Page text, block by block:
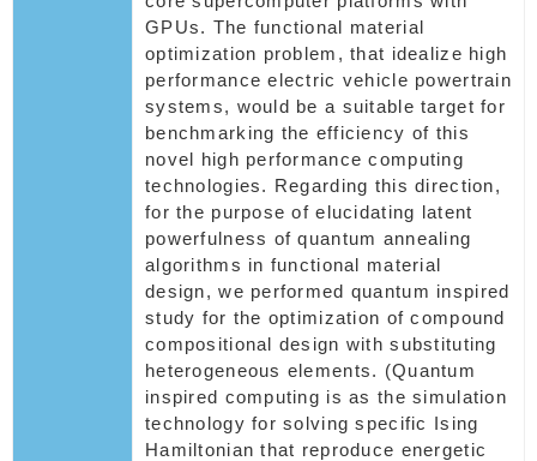
GPUs. The functional material
optimization problem, that idealize high
performance electric vehicle powertrain
systems, would be a suitable target for
benchmarking the efficiency of this
novel high performance computing
technologies. Regarding this direction,
for the purpose of elucidating latent
powerfulness of quantum annealing
algorithms in functional material
design, we performed quantum inspired
study for the optimization of compound
compositional design with substituting
heterogeneous elements. (Quantum
inspired computing is as the simulation
technology for solving specific Ising
Hamiltonian that reproduce energetic